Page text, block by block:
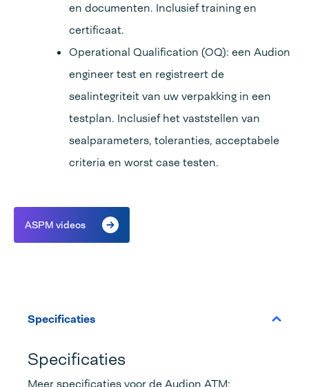
en documenten. Inclusief training en
certificaat.
Operational Qualification (OQ): een Audion
engineer test en registreert de
sealintegriteit van uw verpakking in een
testplan. Inclusief het vaststellen van
sealparameters, toleranties, acceptabele
criteria en worst case testen.
ASPM videos
Specificaties
Specificaties